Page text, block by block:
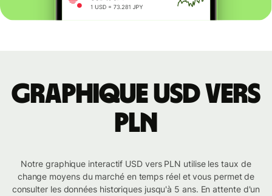
Graphique USD vers
PLN
Notre graphique interactif USD vers PLN utilise les taux de
change moyens du marché en temps réel et vous permet de
consulter les données historiques jusqu'à 5 ans. En attente d'un